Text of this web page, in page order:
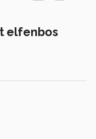
elfenbos